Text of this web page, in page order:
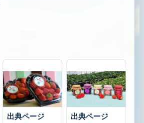
出典ページ 出典ページ